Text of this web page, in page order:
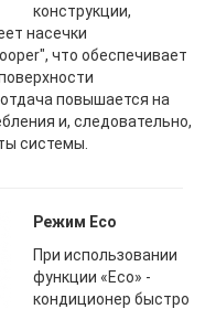
конструкции,
насечки
что обеспечивает
повышается на
и, следовательно,
системы.
Режим Eco
При использовании
функции «Eco» -
кондиционер быстро